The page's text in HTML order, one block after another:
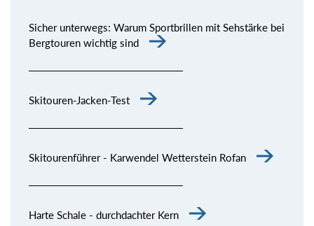
Sicher unterwegs: Warum Sportbrillen mit Sehstärke bei
Bergtouren wichtig sind
Skitouren-Jacken-Test
Skitourenführer - Karwendel Wetterstein Rofan
Harte Schale - durchdachter Kern